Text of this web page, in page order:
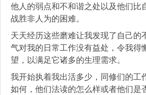
他人的弱点和不和谐之处以及他们比
战胜非人为的困难。
天天经历这些磨难让我发现了自己的
气对我的日常工作没有益处，令我得
望，以满足它诸多的生理需求。
我开始执着我出活多少，同修们的工
如何，他们法读的怎么样或者他们是